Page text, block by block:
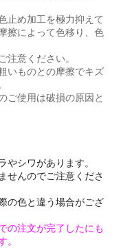
止め加工を極力抑えて
擦によって色移り、色
注意ください。
いものとの摩擦でキズ
ご使用は破損の原因と
やシワがあります。
せんのでご注意くださ
の色と違う場合がござ
の注文が完了したにも
。